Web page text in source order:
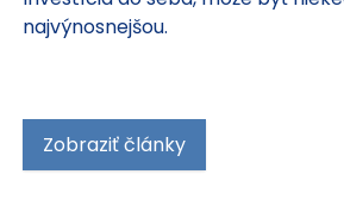
Investícia do seba, môže byť
Zobraziť články